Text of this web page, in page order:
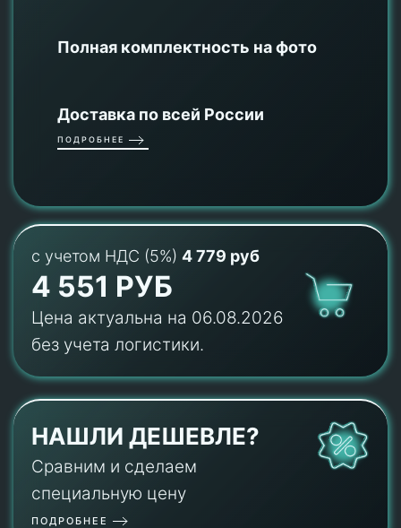
Полная комплектность на фото
Доставка по всей России
ПОДРОБНЕЕ
с учетом НДС (5%) 4 779 руб
4 551 РУБ
Цена актуальна на 06.08.2026
без учета логистики.
НАШЛИ ДЕШЕВЛЕ?
Сравним и сделаем
специальную цену
ПОДРОБНЕЕ